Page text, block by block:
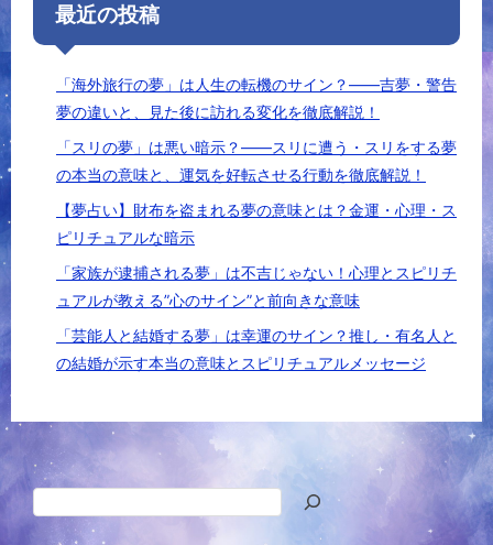
最近の投稿
「海外旅行の夢」は人生の転機のサイン？――吉夢・警告
夢の違いと、見た後に訪れる変化を徹底解説！
「スリの夢」は悪い暗示？――スリに遭う・スリをする夢
の本当の意味と、運気を好転させる行動を徹底解説！
【夢占い】財布を盗まれる夢の意味とは？金運・心理・ス
ピリチュアルな暗示
「家族が逮捕される夢」は不吉じゃない！心理とスピリチ
ュアルが教える”心のサイン”と前向きな意味
「芸能人と結婚する夢」は幸運のサイン？推し・有名人と
の結婚が示す本当の意味とスピリチュアルメッセージ